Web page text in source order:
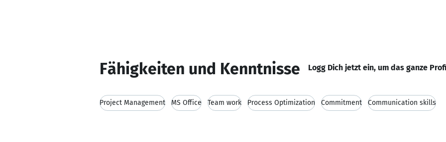
Fähigkeiten und Kenntnisse Logg Dich jetzt ein, um das ganze
Project Management MS Office Team work Process Optimization Commitment Communication skills